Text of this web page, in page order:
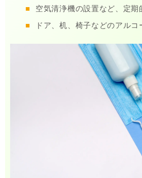
空気清浄機の設置など、定期
ドア、机、椅子などのアルコ